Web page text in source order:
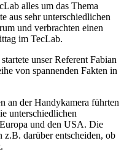
alles um das Thema
aus sehr unterschiedlichen
und verbrachten einen
im TecLab.
unser Referent Fabian
von spannenden Fakten in
an der Handykamera führten
unterschiedlichen
und den USA. Die
z.B. darüber entscheiden, ob